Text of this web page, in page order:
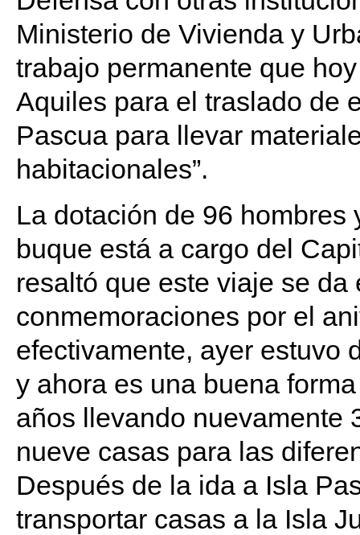
Ministerio de Vivienda y
trabajo permanente que
Aquiles para el traslado de
Pascua para llevar
habitacionales”.
La dotación de 96 hombres
buque está a cargo del
resaltó que este viaje se da
conmemoraciones por el
efectivamente, ayer estuvo
y ahora es una buena
años llevando nuevamente
nueve casas para las
Después de la ida a Isla
transportar casas a la Isla